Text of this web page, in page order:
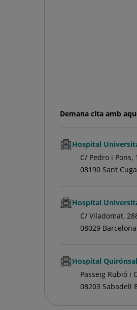
Demana cita amb
Hospital
C/ Pedro i Pons, 1
08190 Sant
Hospital
C/ Viladomat,
08029 Barcelona
Hospital
Passeig Rubió i
08203 Sabadell